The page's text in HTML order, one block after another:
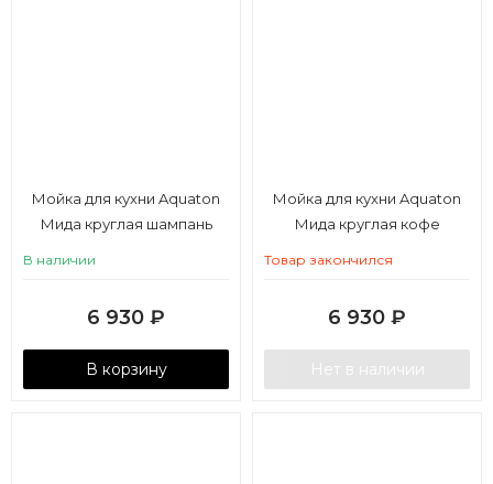
Мойка для кухни Aquaton
Мида круглая шампань
В наличии
6 930 ₽
В корзину
Мойка для кухни Aquaton
Мида круглая кофе
Товар закончился
6 930 ₽
Нет в наличии